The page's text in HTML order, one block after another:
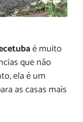
é muito
que não
ela é um
as casas mais